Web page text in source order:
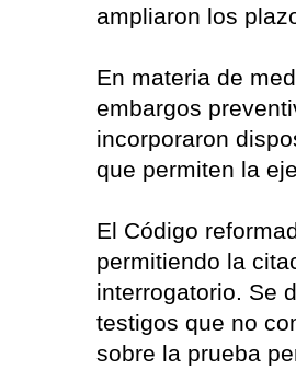
ampliaron los
En materia de
embargos
incorporaron
que permiten la
El Código
permitiendo la
interrogatorio. Se
testigos que no
sobre la prueba